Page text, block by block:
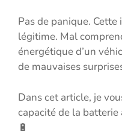
Pas de panique.
légitime. Mal
énergétique d’un
de mauvaises
Dans cet article, je
capacité de la batterie
🔋